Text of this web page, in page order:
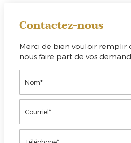
Contactez-nous
Merci de bien vouloir remplir
nous faire part de vos